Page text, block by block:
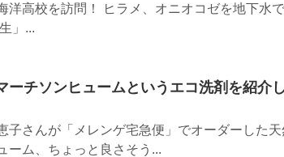
洋高校を訪問！ ヒラメ、オニオコゼを地下水
」...
ーチソンヒュームというエコ洗剤を紹介
子さんが「メレンゲ宅急便」でオーダーした天
ーム、ちょっと良さそう...